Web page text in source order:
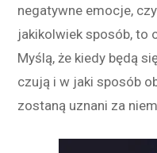
negatywne emocje,
jakikolwiek sposób, to
Myślą, że kiedy będą
czują i w jaki sposób
zostaną uznani za